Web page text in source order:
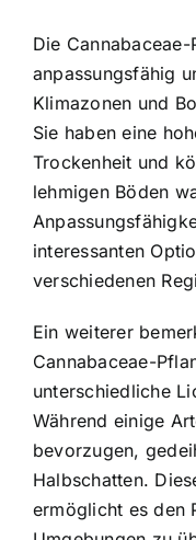
Die
anpassungsfähig
Klimazonen und
Sie haben eine
Trockenheit und
lehmigen Böden
interessanten
verschiedenen
Ein weiterer
Cannabaceae-
unterschiedliche
Während einige
bevorzugen,
Halbschatten.
ermöglicht es den